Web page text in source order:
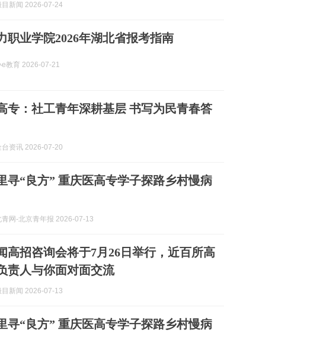
目新闻 2026-07-24
职业学院2026年湖北省报考指南
e教育 2026-07-21
专：社工青年深耕基层 书写为民青春答
台资讯 2026-07-20
寻“良方” 重庆医高专学子探路乡村慢病
青网-北京青年报 2026-07-13
高招咨询会将于7月26日举行，近百所高
责人与你面对面交流
目新闻 2026-07-13
寻“良方” 重庆医高专学子探路乡村慢病